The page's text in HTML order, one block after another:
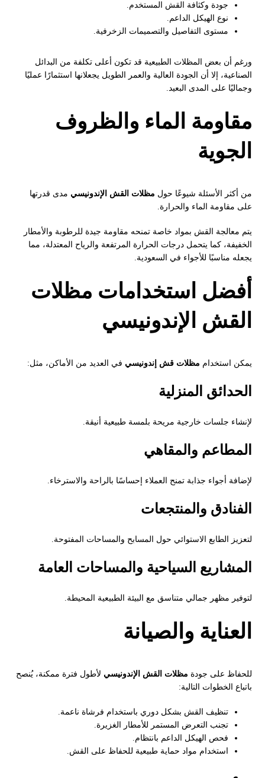
جودة وكثافة القش المستخدم.
نوع الهيكل الداعم.
مستوى التفاصيل والتصميمات الزخرفية.
ورغم أن بعض المظلات الطبيعية قد تكون أعلى تكلفة من البدائل
الصناعية، إلا أن الجودة العالية والعمر الطويل يجعلانها استثمارًا عمليًا
وجماليًا على المدى البعيد.
مقاومة الماء والظروف
الجوية
من أكثر الأسئلة شيوعًا حول مظلات القش الإندونيسي مدى قدرتها
على مقاومة الماء والحرارة.
يتم معالجة القش بمواد خاصة تمنحه مقاومة جيدة للرطوبة والأمطار
الخفيفة، كما يتحمل درجات الحرارة المرتفعة والرياح المعتدلة، مما
يجعله مناسبًا للأجواء في السعودية.
أفضل استخدامات مظلات
القش الإندونيسي
يمكن استخدام مظلات قش إندونيسي في العديد من الأماكن، مثل:
الحدائق المنزلية
لإنشاء جلسات خارجية مريحة بلمسة طبيعية أنيقة.
المطاعم والمقاهي
لإضافة أجواء جذابة تمنح العملاء إحساسًا بالراحة والاسترخاء.
الفنادق والمنتجعات
لتعزيز الطابع الاستوائي حول المسابح والمساحات المفتوحة.
المشاريع السياحية والمساحات العامة
لتوفير مظهر جمالي متناسق مع البيئة الطبيعية المحيطة.
العناية والصيانة
للحفاظ على جودة مظلات القش الإندونيسي لأطول فترة ممكنة، يُنصح
باتباع الخطوات التالية:
تنظيف القش بشكل دوري باستخدام فرشاة ناعمة.
تجنب التعرض المستمر للأمطار الغزيرة.
فحص الهيكل الداعم بانتظام.
استخدام مواد حماية طبيعية للحفاظ على القش.